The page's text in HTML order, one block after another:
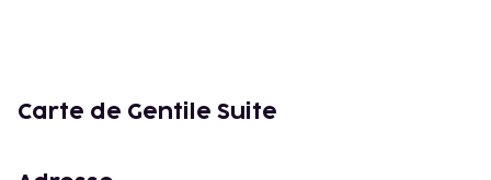
San Lorenzo Maggiore - 0,3 km
Carte de Gentile Suite